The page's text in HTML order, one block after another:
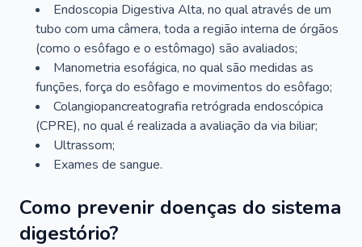
Endoscopia Digestiva Alta, no qual através de um
tubo com uma câmera, toda a região interna de órgãos
(como o esôfago e o estômago) são avaliados;
Manometria esofágica, no qual são medidas as
funções, força do esôfago e movimentos do esôfago;
Colangiopancreatografia retrógrada endoscópica
(CPRE), no qual é realizada a avaliação da via biliar;
Ultrassom;
Exames de sangue.
Como prevenir doenças do sistema
digestório?